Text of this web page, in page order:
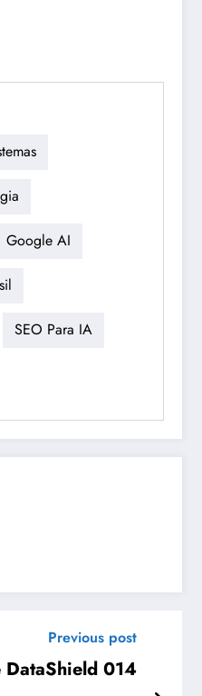
Google AI
SEO Para IA
Previous post
014